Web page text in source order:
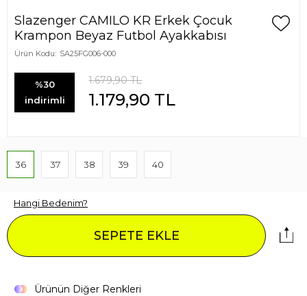
Slazenger CAMILO KR Erkek Çocuk
Krampon Beyaz Futbol Ayakkabısı
Ürün Kodu: SA25FG006-000
%30
indirimli
1.679,90TL
1.179,90 TL
36 37 38 39 40
Hangi Bedenim?
SEPETE EKLE
Ürünün Diğer Renkleri